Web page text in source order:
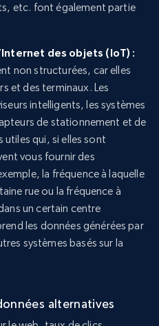
etc. font également partie
des objets (IoT) :
non structurées, car elles
et des terminaux. Les
intelligents, les systèmes
de stationnement et de
qui, si elles sont
vous fournir des
la fréquence à laquelle
rue ou la fréquence à
un certain centre
les données générées par
systèmes basés sur la
alternatives